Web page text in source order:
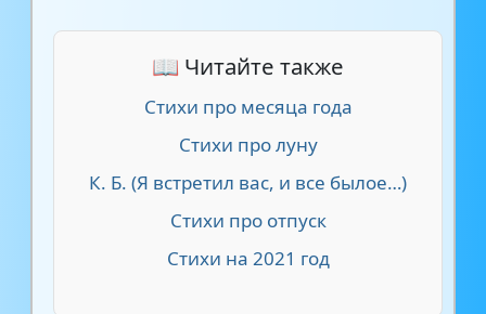
📖 Читайте также
Стихи про месяца года
Стихи про луну
К. Б. (Я встретил вас, и все былое…)
Стихи про отпуск
Стихи на 2021 год